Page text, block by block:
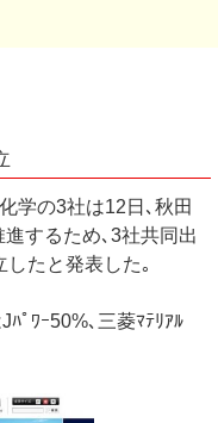
学の3社は12日､秋田
するため､3社共同出
したと発表した｡
ﾟﾜｰ50%､三菱ﾏﾃﾘｱﾙ